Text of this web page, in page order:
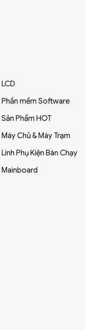
LCD
Phần mềm Software
Sản Phẩm HOT
Máy Chủ & Máy Trạm
Linh Phụ Kiện Bán Chạy
Mainboard